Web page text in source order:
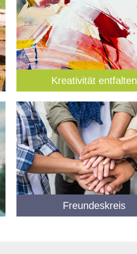
Kreativität entfalten
Freundeskreis